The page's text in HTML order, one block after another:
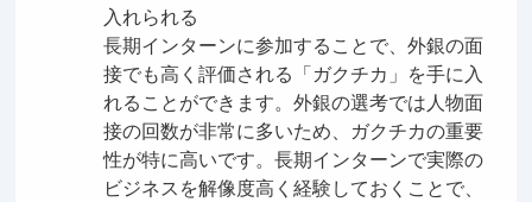
入れられる
長期インターンに参加することで、外銀の面
接でも高く評価される「ガクチカ」を手に入
れることができます。外銀の選考では人物面
接の回数が非常に多いため、ガクチカの重要
性が特に高いです。長期インターンで実際の
ビジネスを解像度高く経験しておくことで、